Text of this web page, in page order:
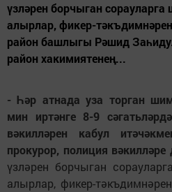
үзләрен борчыган
алырлар, фикер-
район башлыгы Рәшид
район хакимиятенең...
- Һәр атнада уза торган
мин иртәнге 8-9
вәкилләрен кабул
прокурор, полиция вәкилләре
үзләрен борчыган
алырлар, фикер-